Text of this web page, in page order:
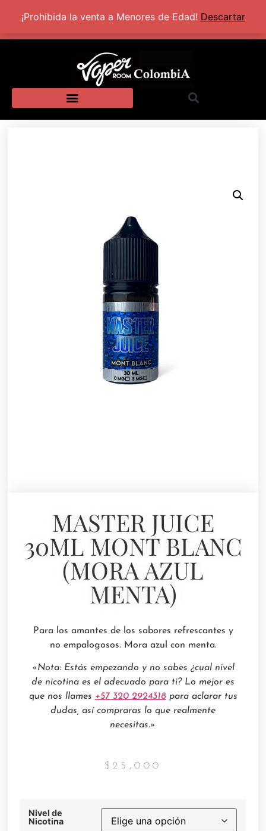
+57 320 2924318 Lun - Sab: 10:00 AM - 5:30 PM
MASTER JUICE
30ML MONT BLANC
(MORA AZUL
MENTA)
Para los amantes de los sabores refrescantes y
no empalogosos. Mora azul con menta.
«Nota: Estás empezando y no sabes ¿cual nivel
de nicotina es el adecuado para ti? Lo mejor es
que nos llames +57 320 2924318 para aclarar tus
dudas, así compraras lo que realmente
necesitas.»
$ 25,000
Nivel de
Nicotina
¡Prohibida la venta a Menores de Edad! Descartar